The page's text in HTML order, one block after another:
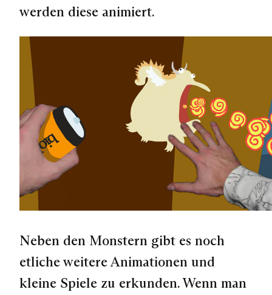
werden diese animiert.
Neben den Monstern gibt es noch
etliche weitere Animationen und
kleine Spiele zu erkunden. Wenn man